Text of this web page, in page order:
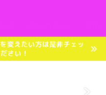
変えたい方は是非チェッ
さい！